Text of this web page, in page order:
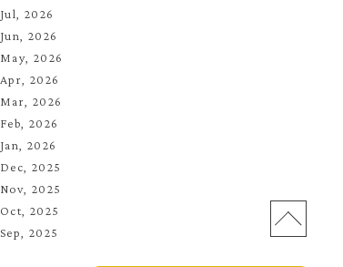
Jul, 2026
Jun, 2026
May, 2026
Apr, 2026
Mar, 2026
Feb, 2026
Jan, 2026
Dec, 2025
Nov, 2025
Oct, 2025
Sep, 2025